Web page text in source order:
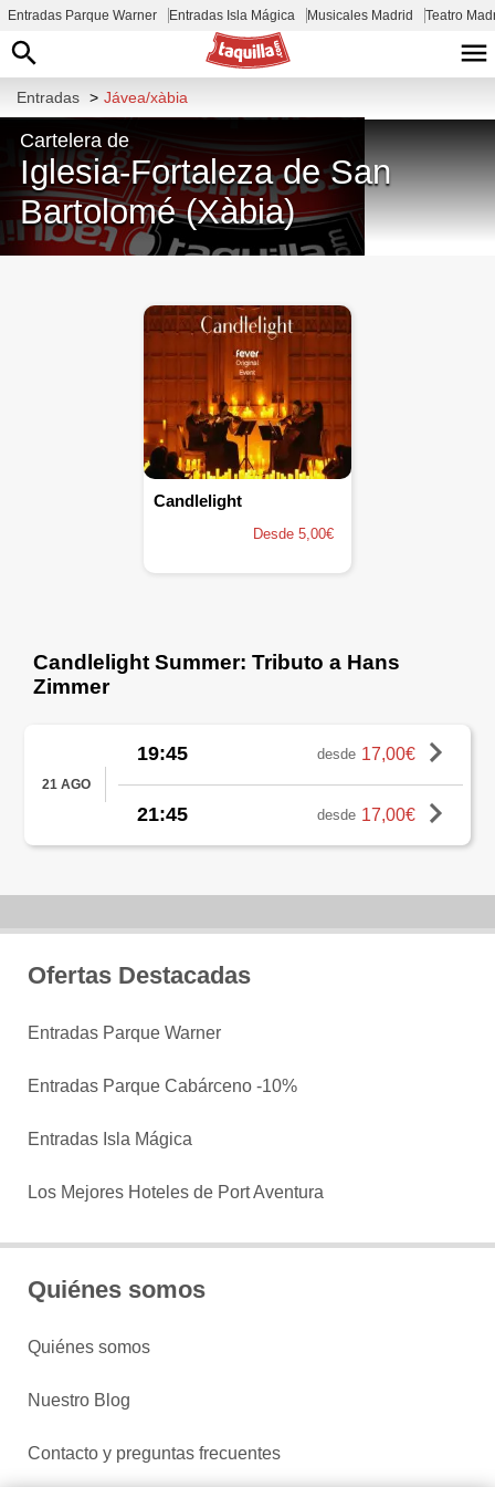
Entradas Parque Warner Entradas Isla Mágica Musicales Madrid Teatro
Entradas > Jávea/xàbia
Cartelera de
Iglesia-Fortaleza de San
Bartolomé (Xàbia)
Candlelight
Desde 5,00€
Candlelight Summer: Tributo a Hans
Zimmer
21 AGO
19:45 desde 17,00€
21:45 desde 17,00€
Ofertas Destacadas
Entradas Parque Warner
Entradas Parque Cabárceno -10%
Entradas Isla Mágica
Los Mejores Hoteles de Port Aventura
Quiénes somos
Quiénes somos
Nuestro Blog
Contacto y preguntas frecuentes